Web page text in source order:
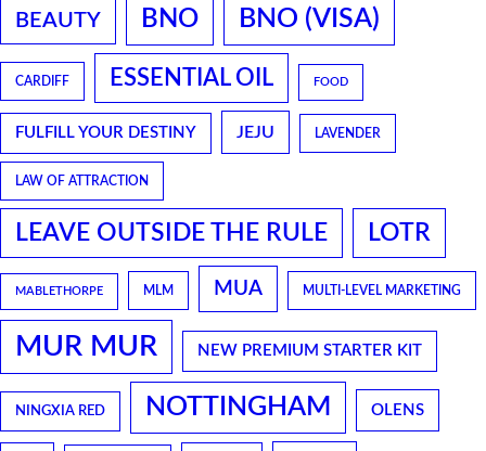
BEAUTY BNO BNO (VISA)
CARDIFF ESSENTIAL OIL FOOD
FULFILL YOUR DESTINY JEJU LAVENDER
LAW OF ATTRACTION
LEAVE OUTSIDE THE RULE LOTR
MABLETHORPE MLM MUA MULTI-LEVEL MARKETING
MUR MUR NEW PREMIUM STARTER KIT
NINGXIA RED NOTTINGHAM OLENS